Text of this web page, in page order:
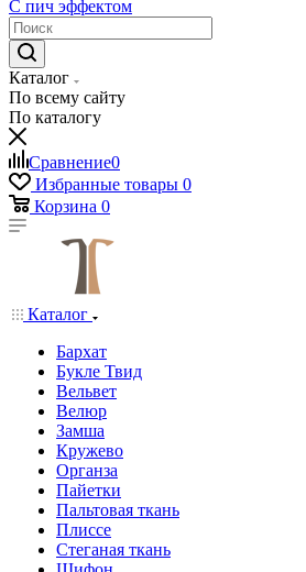
С пич эффектом
Каталог
По всему сайту
По каталогу
Сравнение0
Избранные товары 0
Корзина 0
Каталог
Бархат
Букле Твид
Вельвет
Велюр
Замша
Кружево
Органза
Пайетки
Пальтовая ткань
Плиссе
Стеганая ткань